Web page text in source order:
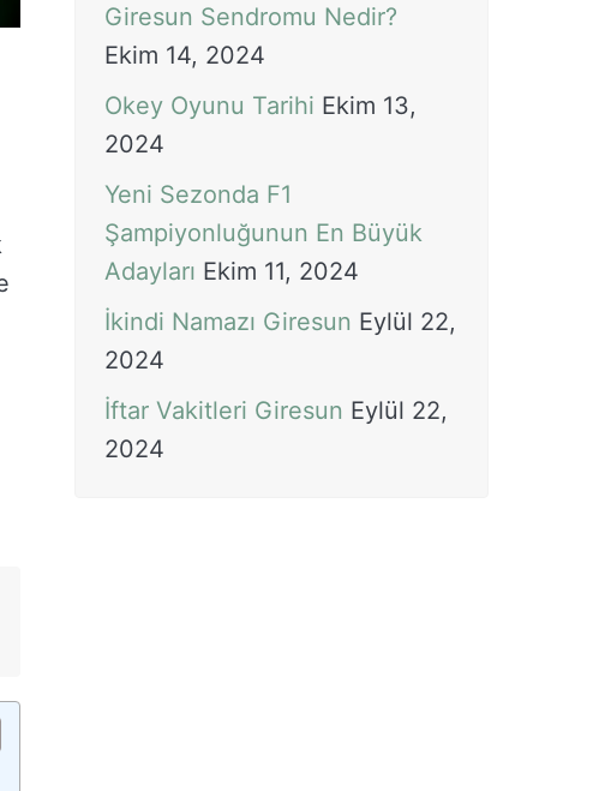
Giresun Sendromu Nedir?
Ekim 14, 2024
Okey Oyunu Tarihi Ekim 13,
2024
Yeni Sezonda F1
Şampiyonluğunun En Büyük
Adayları Ekim 11, 2024
İkindi Namazı Giresun Eylül 22,
2024
İftar Vakitleri Giresun Eylül 22,
2024